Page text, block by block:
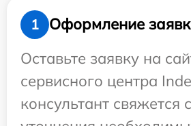
1
Оформление
Оставьте заявку на
сервисного центра
консультант свяжется